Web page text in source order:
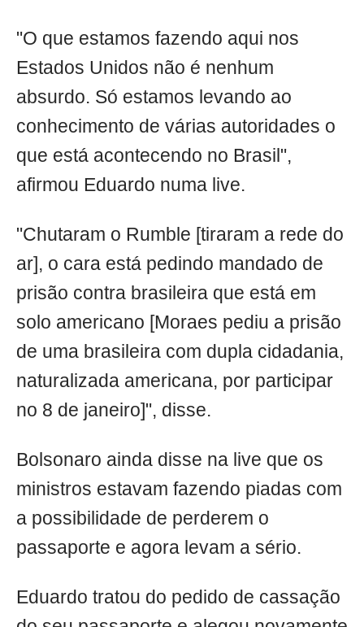
"O que estamos fazendo aqui nos
Estados Unidos não é nenhum
absurdo. Só estamos levando ao
conhecimento de várias autoridades o
que está acontecendo no Brasil",
afirmou Eduardo numa live.
"Chutaram o Rumble [tiraram a rede do
ar], o cara está pedindo mandado de
prisão contra brasileira que está em
solo americano [Moraes pediu a prisão
de uma brasileira com dupla cidadania,
naturalizada americana, por participar
no 8 de janeiro]", disse.
Bolsonaro ainda disse na live que os
ministros estavam fazendo piadas com
a possibilidade de perderem o
passaporte e agora levam a sério.
Eduardo tratou do pedido de cassação